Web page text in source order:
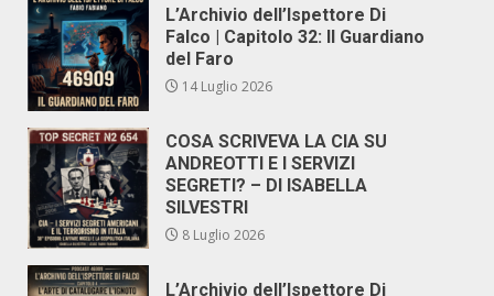
L’Archivio dell’Ispettore Di
Falco | Capitolo 32: Il Guardiano
del Faro
14 Luglio 2026
COSA SCRIVEVA LA CIA SU
ANDREOTTI E I SERVIZI
SEGRETI? – DI ISABELLA
SILVESTRI
8 Luglio 2026
L’Archivio dell’Ispettore Di